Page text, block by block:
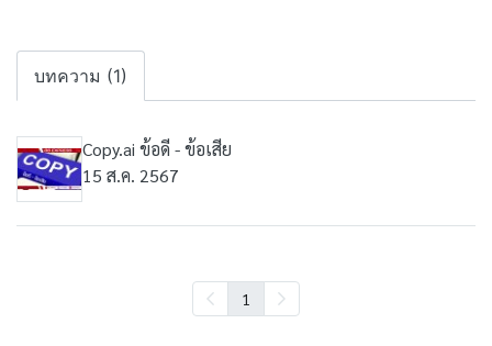
บทความ (1)
Copy.ai ข้อดี - ข้อเสีย
15 ส.ค. 2567
1